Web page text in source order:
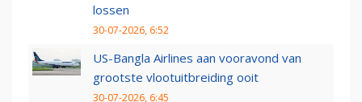
lossen
30-07-2026, 6:52
US-Bangla Airlines aan vooravond van
grootste vlootuitbreiding ooit
30-07-2026, 6:45